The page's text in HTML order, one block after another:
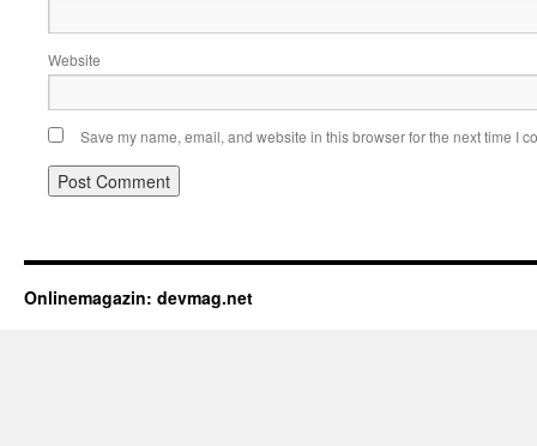
Website
Save my name, email, and website in this browser for the next time I
Onlinemagazin: devmag.net